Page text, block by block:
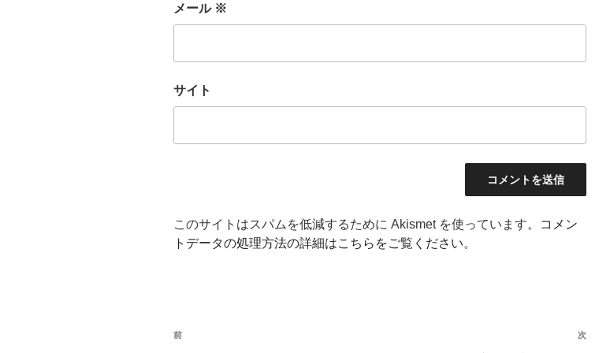
メール ※
サイト
このサイトはスパムを低減するために Akismet を使っています。
コメン
トデータの処理方法の詳細はこちらをご覧ください。
投
前
前
次
次